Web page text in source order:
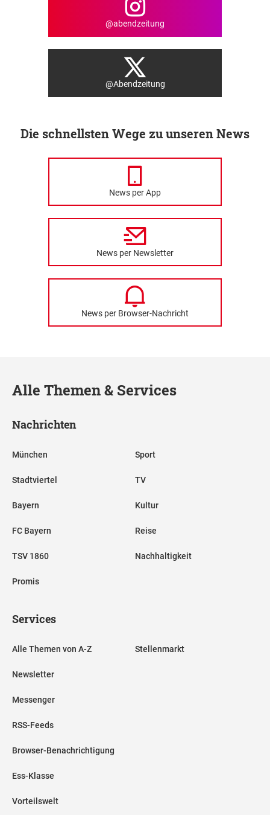
@abendzeitung
@Abendzeitung
Die schnellsten Wege zu unseren News
News per App
News per Newsletter
News per Browser-Nachricht
Alle Themen & Services
Nachrichten
München
Stadtviertel
Bayern
FC Bayern
TSV 1860
Promis
Sport
TV
Kultur
Reise
Nachhaltigkeit
Services
Alle Themen von A-Z
Newsletter
Messenger
RSS-Feeds
Browser-Benachrichtigung
Ess-Klasse
Vorteilswelt
Stellenmarkt